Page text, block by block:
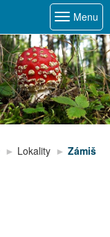
Menu
Lokality Zámiš